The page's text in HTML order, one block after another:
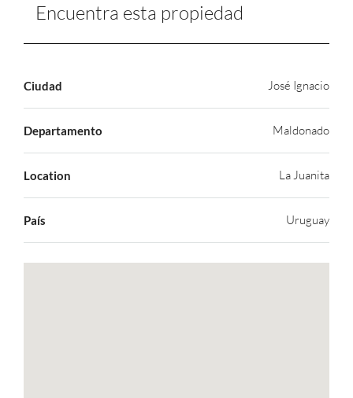
Encuentra esta propiedad
Ciudad José Ignacio
Departamento Maldonado
Location La Juanita
País Uruguay